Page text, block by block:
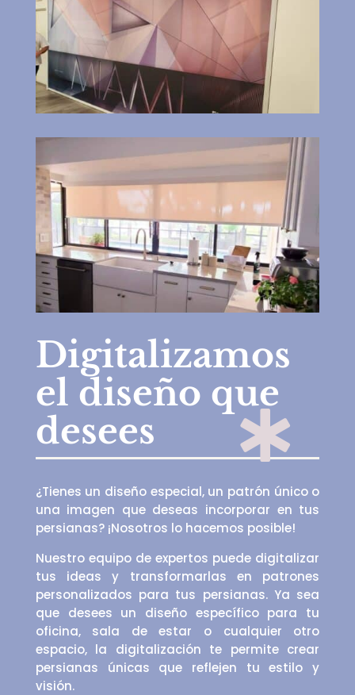
Digitalizamos
el diseño que
desees
¿Tienes un diseño especial, un patrón único o
una imagen que deseas incorporar en tus
persianas? ¡Nosotros lo hacemos posible!
Nuestro equipo de expertos puede digitalizar
tus ideas y transformarlas en patrones
personalizados para tus persianas. Ya sea
que desees un diseño específico para tu
oficina, sala de estar o cualquier otro
espacio, la digitalización te permite crear
persianas únicas que reflejen tu estilo y
visión.
